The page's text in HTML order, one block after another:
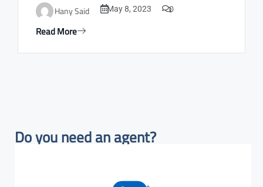
Hany Said May 8, 2023 0
Read More
Do you need an agent?​